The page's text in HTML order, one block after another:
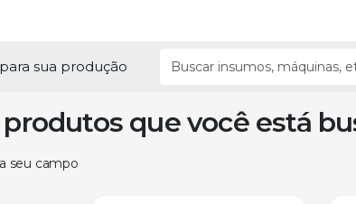
sua produção
que você está
seu campo